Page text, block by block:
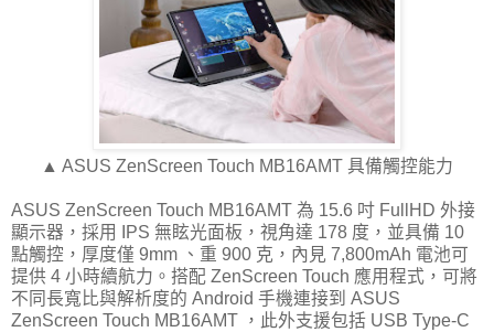
▲ ASUS ZenScreen Touch MB16AMT 具備觸控能力
ASUS ZenScreen Touch MB16AMT 為 15.6 吋 FullHD 外接
顯示器，採用 IPS 無眩光面板，視角達 178 度，並具備 10
點觸控，厚度僅 9mm 、重 900 克，內見 7,800mAh 電池可
提供 4 小時續航力。搭配 ZenScreen Touch 應用程式，可將
不同長寬比與解析度的 Android 手機連接到 ASUS
ZenScreen Touch MB16AMT ，此外支援包括 USB Type-C